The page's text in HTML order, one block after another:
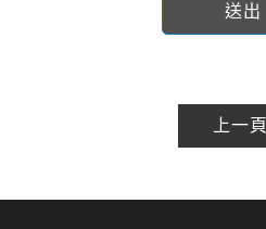
送出
上一頁